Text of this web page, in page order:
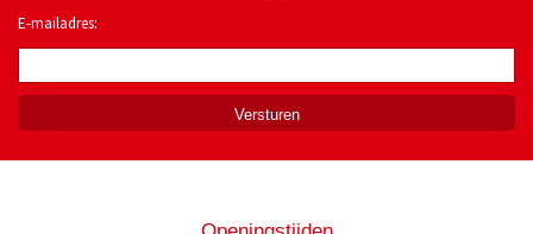
E-mailadres: